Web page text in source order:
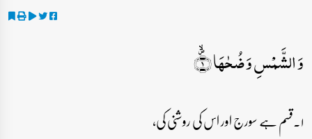
وَ الشَّمۡسِ وَ ضُحٰہَا ۪ۙ﴿۱﴾
۱۔قسم ہے سورج اور اس کی روشنی کی،